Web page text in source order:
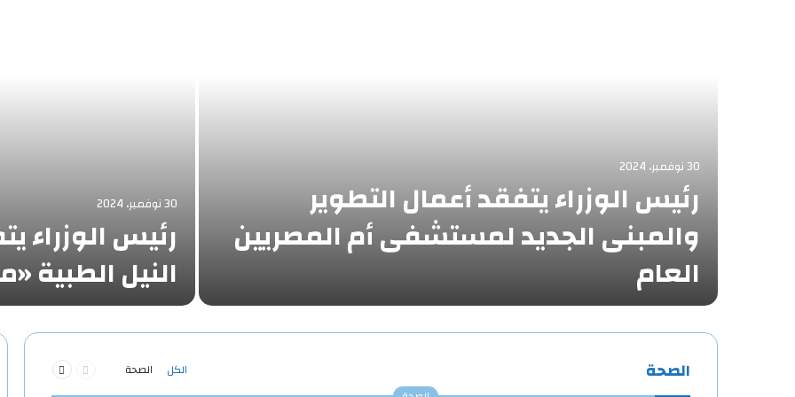
30 نوفمبر، 2024
رئيس الوزراء يتفقد أعمال التطوير
والمبنى الجديد لمستشفى أم المصريين
العام
30 نوفمبر، 2024
رئيس الوزراء
النيل
الصحة الكل الصحة
الصفحة